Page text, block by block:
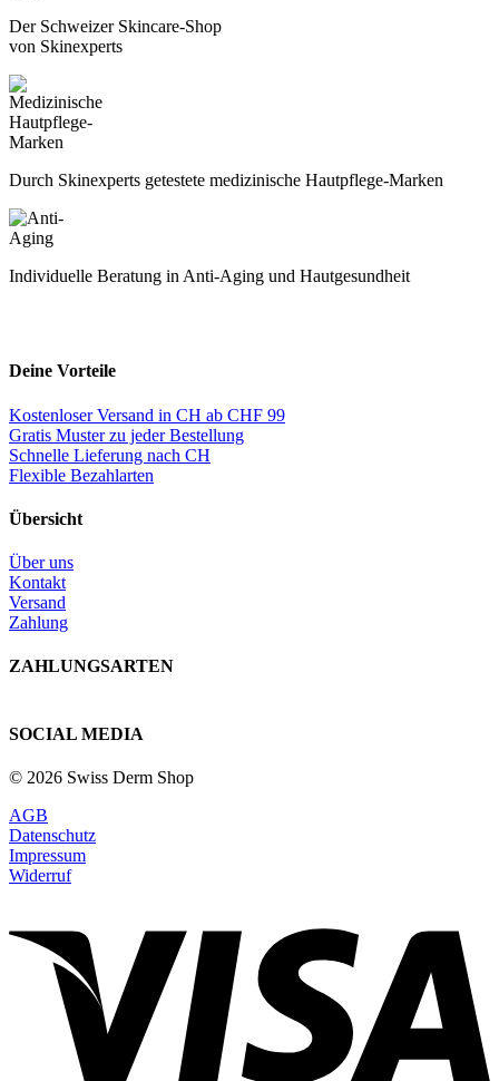
Der Schweizer Skincare-Shop
von Skinexperts
Durch Skinexperts getestete medizinische Hautpflege-Marken
Individuelle Beratung in Anti-Aging und Hautgesundheit
Deine Vorteile
Kostenloser Versand in CH ab CHF 99
Gratis Muster zu jeder Bestellung
Schnelle Lieferung nach CH
Flexible Bezahlarten
Übersicht
Über uns
Kontakt
Versand
Zahlung
ZAHLUNGSARTEN
SOCIAL MEDIA
© 2026 Swiss Derm Shop
AGB
Datenschutz
Impressum
Widerruf